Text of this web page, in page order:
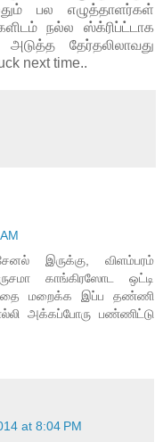
பல எழுத்தாளர்கள்
நல்ல ஸ்க்ரிப்ட்டாக
தேர்தலிலாவது
next time..
இருக்கு, விளம்பரம்
காங்கிரஸோட ஒட்டி
மறைக்க இப்ப தண்ணி
அக்கப்போரு பண்ணிட்டு
at 8:04 PM